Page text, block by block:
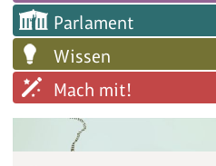
Parlament
Wissen
Mach mit!